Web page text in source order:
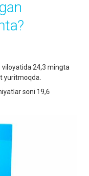
24,3 mingta
yuritmoqda.
soni 19,6